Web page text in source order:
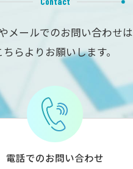
メールでのお問い合わせは
ちらよりお願いします。
電話でのお問い合わせ